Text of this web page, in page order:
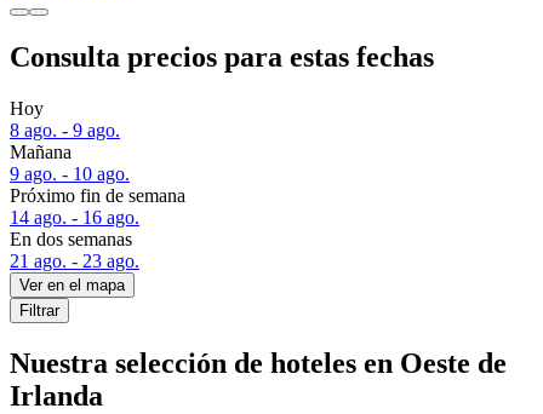
Consulta precios para estas fechas
Hoy
8 ago. - 9 ago.
Mañana
9 ago. - 10 ago.
Próximo fin de semana
14 ago. - 16 ago.
En dos semanas
21 ago. - 23 ago.
Ver en el mapa
Filtrar
Nuestra selección de hoteles en Oeste de
Irlanda